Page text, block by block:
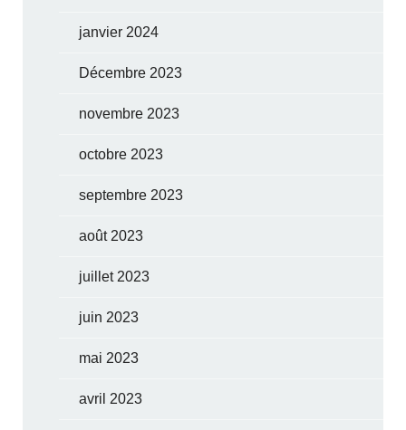
janvier 2024
Décembre 2023
novembre 2023
octobre 2023
septembre 2023
août 2023
juillet 2023
juin 2023
mai 2023
avril 2023